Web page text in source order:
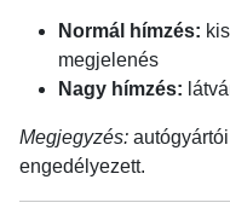
Normál hímzés:
megjelenés
Nagy hímzés:
Megjegyzés:
engedélyezett.